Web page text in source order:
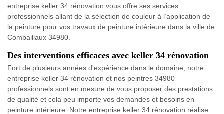
entreprise keller 34 rénovation vous offre ses services
professionnels allant de la sélection de couleur à l’application de
la peinture pour vos travaux de peinture intérieure dans la ville de
Combaillaux 34980.
Des interventions efficaces avec keller 34 rénovation
Fort de plusieurs années d'expérience dans le domaine, notre
entreprise keller 34 rénovation et nos peintres 34980
professionnels sont en mesure de vous proposer des prestations
de qualité et cela peu importe vos demandes et besoins en
peinture intérieure. Notre entreprise keller 34 rénovation réalise